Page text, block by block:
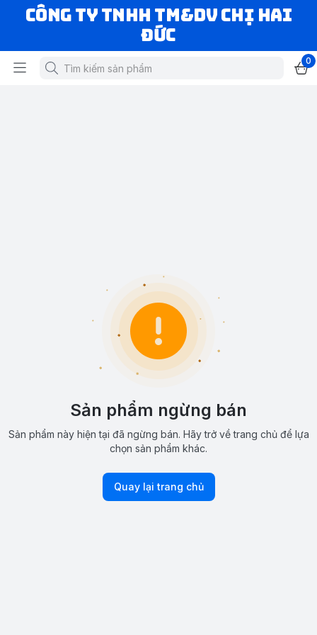
CÔNG TY TNHH TM&DV CHỊ HAI
ĐỨC
0
Sản phẩm ngừng bán
Sản phẩm này hiện tại đã ngừng bán. Hãy trở về trang chủ để lựa
chọn sản phẩm khác.
Quay lại trang chủ